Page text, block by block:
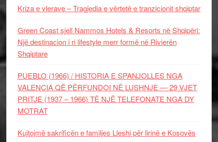
Kriza e vlerave – Tragjedia e vërtetë e tranzicionit shqiptar
Green Coast sjell Nammos Hotels & Resorts në Shqipëri:
Një destinacion i ri lifestyle merr formë në Rivierën
Shqiptare
PUEBLO (1966) / HISTORIA E SPANJOLLES NGA
VALENCIA QË PËRFUNDOI NË LUSHNJE — 29 VJET
PRITJE (1937 – 1966) TË NJË TELEFONATE NGA DY
MOTRAT
Kujtojmë sakrificën e familjes Lleshi për lirinë e Kosovës